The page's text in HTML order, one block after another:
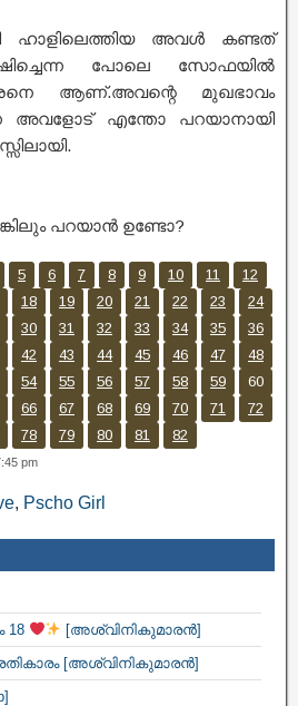
ഹാളിലെത്തിയ അവൾ കണ്ടത്
പോലെ സോഫയിൽ
ആണ്.അവന്റെ മുഖഭാവം
അവളോട് എന്തോ പറയാനായി
പറയാൻ ഉണ്ടോ?
5 6 7 8 9 10 11
12
18 19 20 21 22 23
24
30 31 32 33 34 35
36
42 43 44 45 46 47
48
54 55 56 57 58 59
60
66 67 68 69 70 71
72
78 79 80 81 82
pm
, Pscho Girl
18
[അശ്വിനികുമാരൻ]
[അശ്വിനികുമാരൻ]